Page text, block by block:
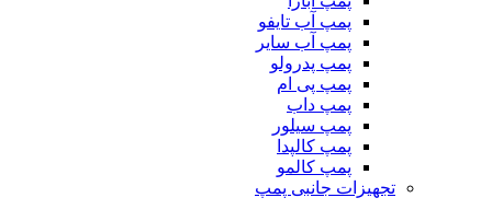
پمپ آب تایفو
پمپ آب سایر
پمپ پدرولو
پمپ پی ام
پمپ داب
پمپ سیلور
پمپ کالپدا
پمپ کالمو
تجهیزات جانبی پمپ